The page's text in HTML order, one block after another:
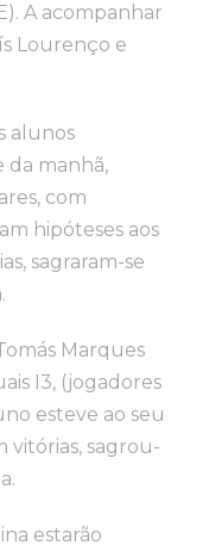
A acompanhar
Lourenço e
alunos
da manhã,
com
hipóteses aos
sagraram-se
Marques
I3, (jogadores
esteve ao seu
vitórias, sagrou-
estarão